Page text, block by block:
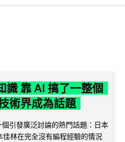
識 靠 AI 搞了一整個
術界成為話題
引發廣泛討論的熱門話題：日本
林在完全沒有編程經驗的情況